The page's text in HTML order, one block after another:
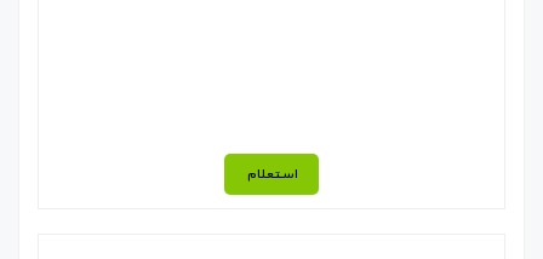
استعلام